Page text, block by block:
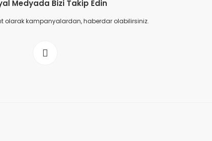
Medyada Bizi Takip Edin
olarak kampanyalardan, haberdar olabilirsiniz.